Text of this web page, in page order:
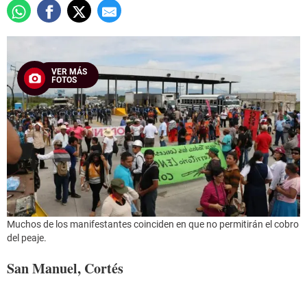
VER MÁS
FOTOS
Muchos de los manifestantes coinciden en que no permitirán el cobro
del peaje.
San Manuel, Cortés